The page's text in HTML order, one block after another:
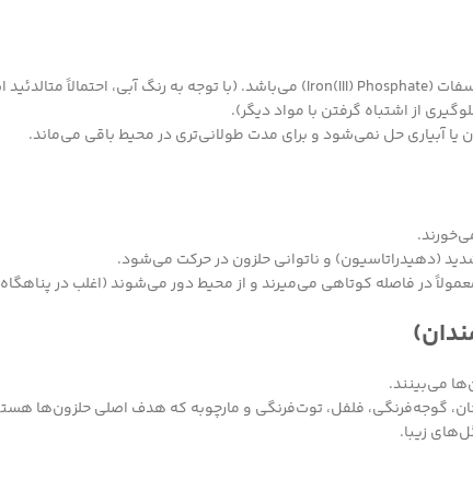
از اشتباه گرفتن با مواد دیگر).
(دهیدراتاسیون) و ناتوانی حلزون در حرکت می‌شود.
در فاصله کوتاهی می‌میرند و از محیط دور می‌شوند (اغلب در
می‌بینند.
گوجه‌فرنگی، فلفل، توت‌فرنگی و مارچوبه که هدف اصلی حلزون‌ها
زیبا.